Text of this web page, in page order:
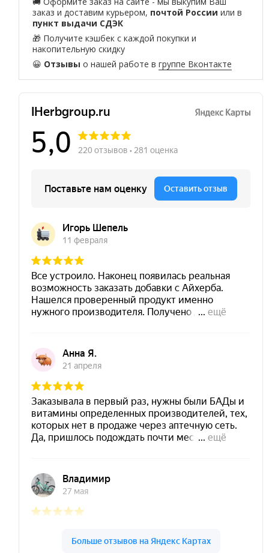
заказ и доставим курьером, почтой России или в
пункт выдачи СДЭК
🎁 Получите кэшбек с каждой покупки и
накопительную скидку
😀 Отзывы о нашей работе вгруппе Вконтакте